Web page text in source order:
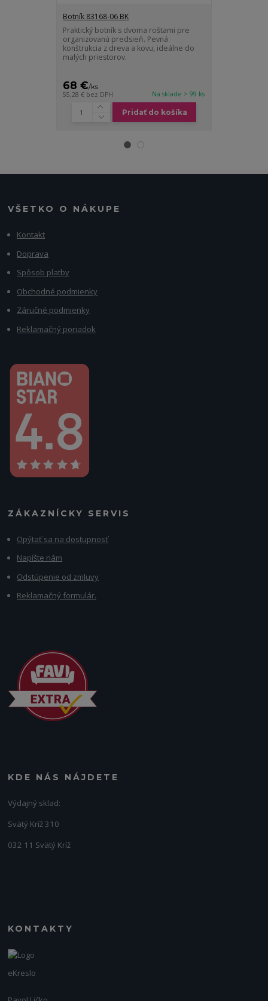
Botník 83168-06 BK
Praktický botník s dvoma roštami pre
organizovanú predsieň. Pevná
konštrukcia z dreva a kovu, ideálne do
malých priestorov.
68 €/ks
55,28 € bez DPH Na sklade > 99 ks
Pridať do košíka
VŠETKO O NÁKUPE
Kontakt
Doprava
Spôsob platby
Obchodné podmienky
Záručné podmienky
Reklamačný poriadok
ZÁKAZNÍCKY SERVIS
Opýtať sa na dostupnosť
Napíšte nám
Odstúpenie od zmluvy
Reklamačný formulár.
KDE NÁS NÁJDETE
Výdajný sklad:
Svätý Kríž 310
032 11 Svätý Kríž
KONTAKTY
eKreslo